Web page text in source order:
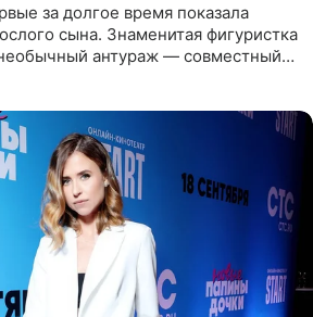
за долгое время показала
сына. Знаменитая фигуристка
антураж — совместный